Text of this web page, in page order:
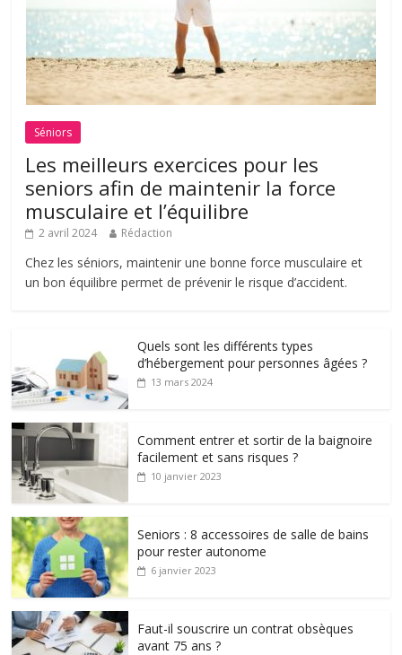
Séniors
Les meilleurs exercices pour les
seniors afin de maintenir la force
musculaire et l’équilibre
2 avril 2024 Rédaction
Chez les séniors, maintenir une bonne force musculaire et
un bon équilibre permet de prévenir le risque d’accident.
Quels sont les différents types
d’hébergement pour personnes âgées ?
13 mars 2024
Comment entrer et sortir de la baignoire
facilement et sans risques ?
10 janvier 2023
Seniors : 8 accessoires de salle de bains
pour rester autonome
6 janvier 2023
Faut-il souscrire un contrat obsèques
avant 75 ans ?